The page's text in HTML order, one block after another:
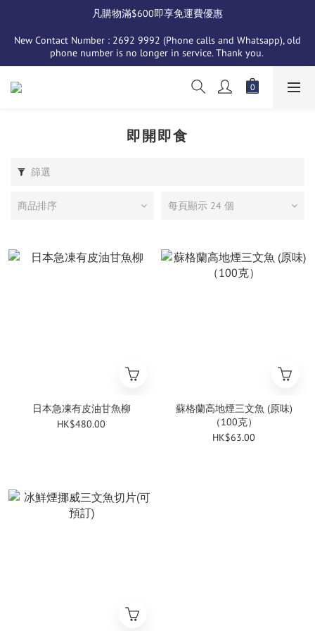
凡購物滿$600即享免運費優惠
New Contact Number : 2692 9992 (Phone calls and Whatsapp), old
phone number is no longer in service. Thank you.
即開即食
篩選
商品排序 每頁顯示 24 個
日本急凍有皮油甘魚柳
HK$480.00
蘇格蘭高地煙三文魚 (原味)
（100克）
HK$63.00